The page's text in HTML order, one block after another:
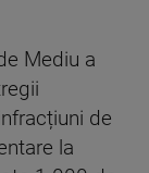
Mediu a
de
la